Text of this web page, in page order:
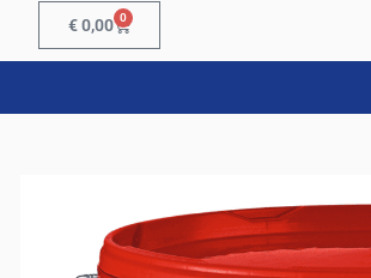
€0,00 0